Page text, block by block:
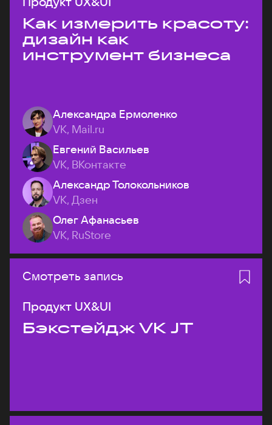
Как измерить красоту:
дизайн как
инструмент бизнеса
Александра Ермоленко
VK, Mail.ru
Евгений Васильев
VK, ВКонтакте
Александр Толокольников
VK, Дзен
Олег Афанасьев
VK, RuStore
Смотреть запись
Продукт UX&UI
Бэкстейдж VK JT